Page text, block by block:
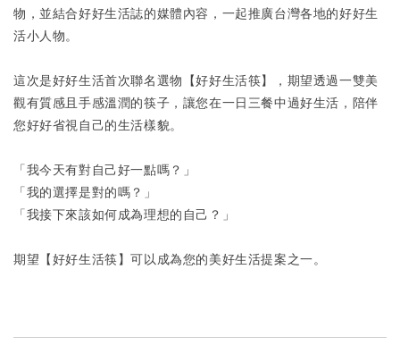
物，並結合好好生活誌的媒體內容，一起推廣台灣各地的好好生
活小人物。
這次是好好生活首次聯名選物【好好生活筷】，期望透過一雙美
觀有質感且手感溫潤的筷子，讓您在一日三餐中過好生活，陪伴
您好好省視自己的生活樣貌。
「我今天有對自己好一點嗎？」
「我的選擇是對的嗎？」
「我接下來該如何成為理想的自己？」
期望 【好好生活筷】可以成為您的美好生活提案之一。